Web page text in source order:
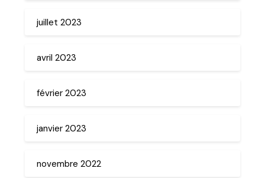
juillet 2023
avril 2023
février 2023
janvier 2023
novembre 2022